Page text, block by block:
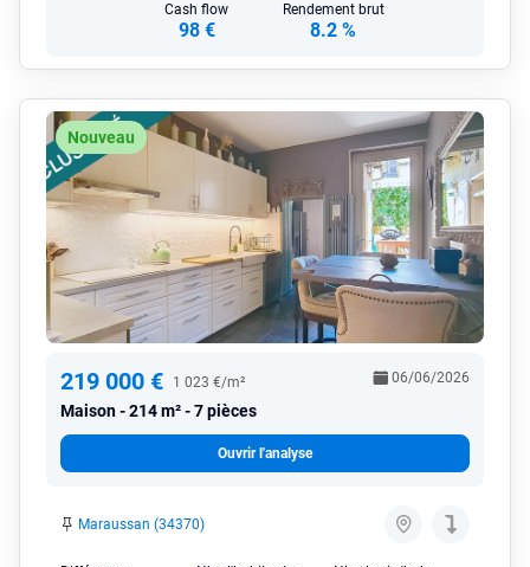
Cash flow
98 €
Rendement brut
8.2 %
Nouveau
219 000 € 1 023 €/m²
Maison 214 m² - 7 pièces
06/06/2026
Ouvrir l'analyse
Maraussan (34370)